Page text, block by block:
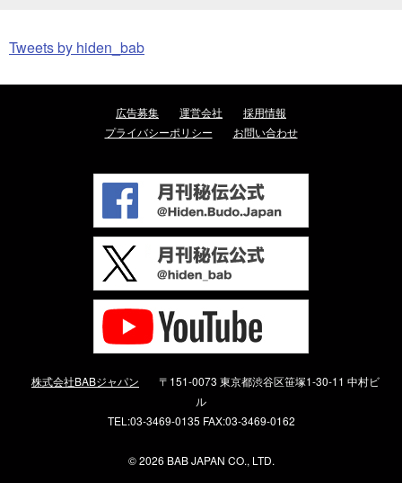
Tweets by hiden_bab
広告募集 運営会社
採用情報
プライバシーポリシー
お問い合わせ
株式会社BABジャパン
〒151-0073 東京都渋谷区笹塚1-30-11 中村ビ
ル
TEL:03-3469-0135 FAX:03-3469-0162
©2026 BAB JAPAN CO., LTD.